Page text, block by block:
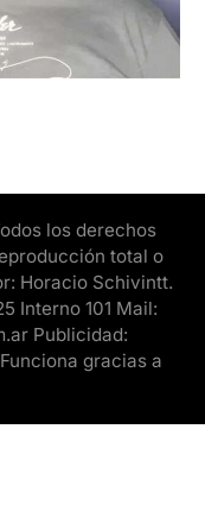
los derechos
total o
Horacio Schivintt.
Interno 101 Mail:
Publicidad:
gracias a